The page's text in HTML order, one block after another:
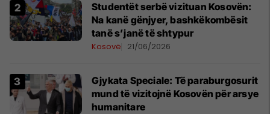
Studentët serbë vizituan Kosovën:
Na kanë gënjyer, bashkëkombësit
tanë s’janë të shtypur
Kosovë 21/06/2026
​Gjykata Speciale: Të paraburgosurit
mund të vizitojnë Kosovën për arsye
humanitare